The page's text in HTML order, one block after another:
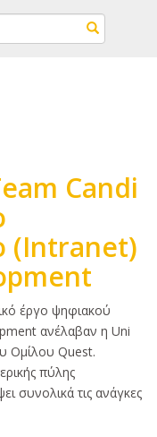
your
language
Search
Candi
(Intranet)
έργο ψηφιακού
ανέλαβαν η Uni
Ομίλου Quest.
πύλης
συνολικά τις ανάγκες